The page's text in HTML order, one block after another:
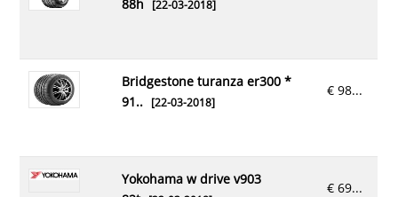
88h [22-03-2018]
€ 98...
bridgestone turanza er300 *
91..[22-03-2018]
€ 69...
yokohama w drive v903